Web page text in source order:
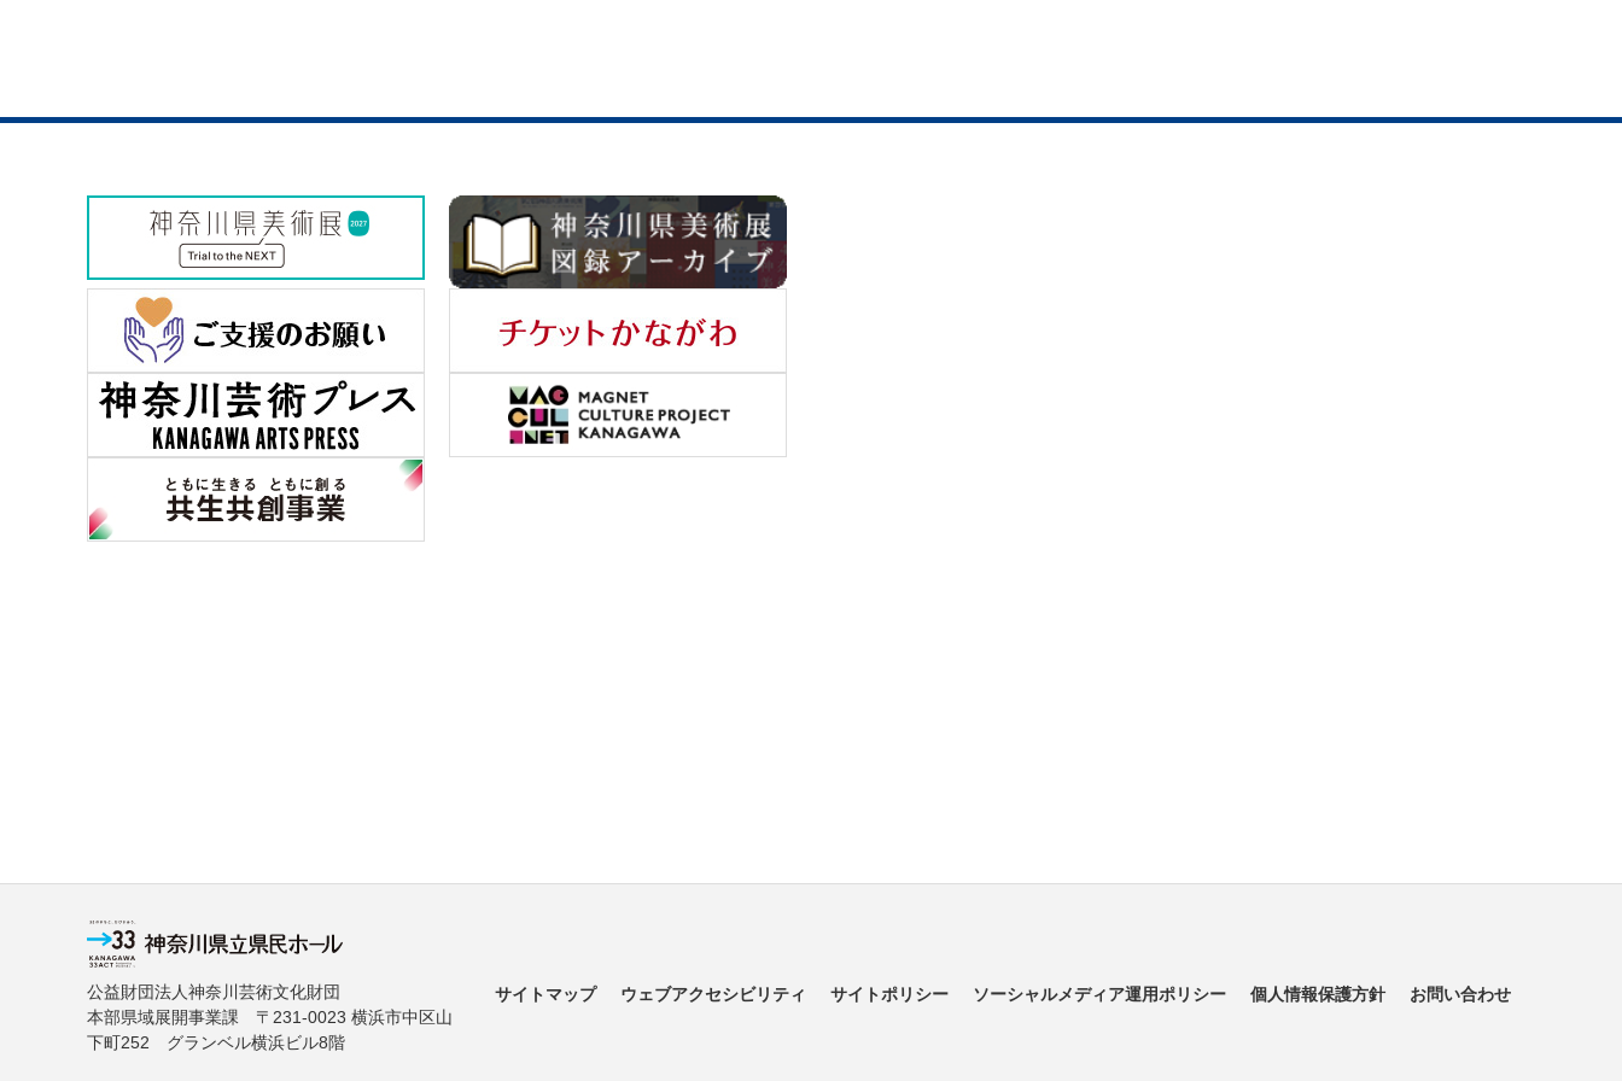
公益財団法人神奈川芸術文化財団
本部県域展開事業課 〒231-0023 横浜市中区山
下町252 グランベル横浜ビル8階
サイトマップ ウェブアクセシビリティ サイトポリシー ソーシャルメディア運用ポリシー 個人情報保護方針 お問い合わせ